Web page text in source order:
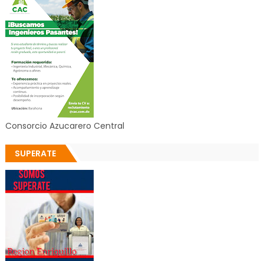
Consorcio Azucarero Central
SUPERATE